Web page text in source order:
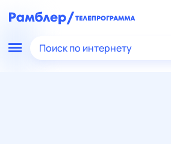
Поиск по интернету